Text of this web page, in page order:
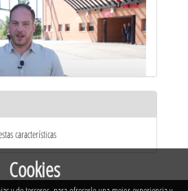
finanzas. Presentación
características
Cookies